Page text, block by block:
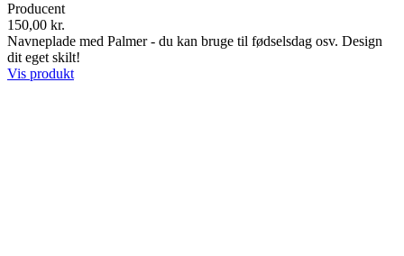
Producent
150,00 kr.
Navneplade med Palmer - du kan bruge til fødselsdag osv. Design
dit eget skilt!
Vis produkt